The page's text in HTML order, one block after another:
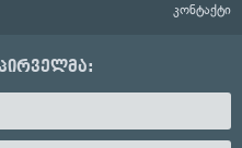
კონტაქტი